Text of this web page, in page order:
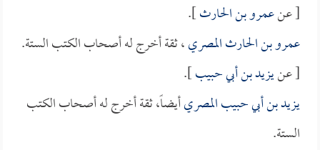
[ عنعمرو بن الحارث].
عمرو بن الحارث المصري، ثقة أخرج له أصحاب الكتب الستة.
[ عنيزيد بن أبي حبيب].
يزيد بن أبي حبيب المصريأيضاً، ثقة أخرج له أصحاب الكتب
الستة.